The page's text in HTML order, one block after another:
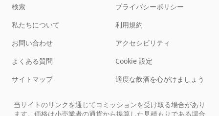
検索
私たちについて
お問い合わせ
よくある質問
サイトマップ
プライバシーポリシー
利用規約
アクセシビリティ
Cookie 設定
適度な飲酒を心がけましょう
当サイトのリンクを通じてコミッションを受け取る場合があり
ます。価格は小売業者の通貨から換算した見積もりである場合